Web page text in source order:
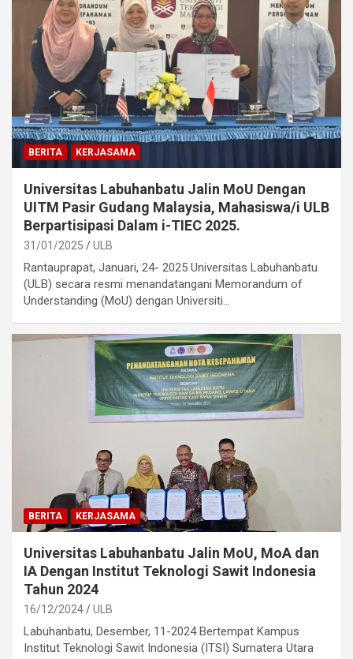
BERITA KERJASAMA
Universitas Labuhanbatu Jalin MoU Dengan
UITM Pasir Gudang Malaysia, Mahasiswa/i ULB
Berpartisipasi Dalam i-TIEC 2025.
31/01/2025 ULB
Rantauprapat, Januari, 24- 2025 Universitas Labuhanbatu
(ULB) secara resmi menandatangani Memorandum of
Understanding (MoU) dengan Universiti…
BERITA KERJASAMA
Universitas Labuhanbatu Jalin MoU, MoA dan
IA Dengan Institut Teknologi Sawit Indonesia
Tahun 2024
16/12/2024 ULB
Labuhanbatu, Desember, 11-2024 Bertempat Kampus
Institut Teknologi Sawit Indonesia (ITSI) Sumatera Utara